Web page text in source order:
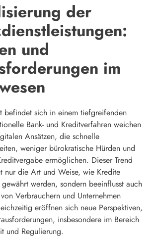
der
und
im
befindet sich in einem tiefgreifenden
Bank- und Kreditverfahren weichen
Ansätzen, die schnelle
weniger bürokratische Hürden und
ermöglichen. Dieser Trend
nur die Art und Weise, wie Kredite
werden, sondern beeinflusst auch
Verbrauchern und Unternehmen
eröffnen sich neue Perspektiven,
insbesondere im Bereich
und Regulierung.